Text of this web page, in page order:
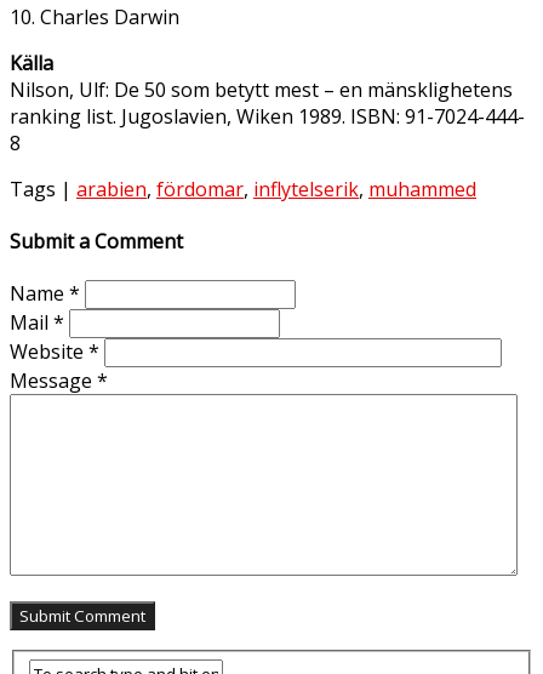
10. Charles Darwin
Källa
Nilson, Ulf: De 50 som betytt mest – en mänsklighetens
ranking list. Jugoslavien, Wiken 1989. ISBN: 91-7024-444-
8
Tags | arabien, fördomar, inflytelserik, muhammed
Submit a Comment
Name *
Mail *
Website *
Message *